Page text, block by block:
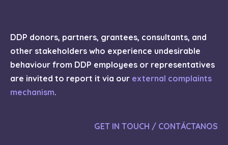
DDP donors, partners, grantees, consultants, and
other stakeholders who experience undesirable
behaviour from DDP employees or representatives
are invited to report it via our external complaints
mechanism.
GET IN TOUCH / CONTÁCTANOS